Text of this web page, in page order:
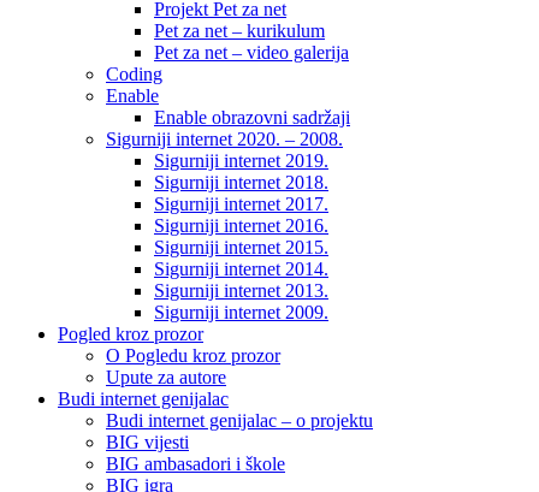
Projekt Pet za net
Pet za net – kurikulum
Pet za net – video galerija
Coding
Enable
Enable obrazovni sadržaji
Sigurniji internet 2020. – 2008.
Sigurniji internet 2019.
Sigurniji internet 2018.
Sigurniji internet 2017.
Sigurniji internet 2016.
Sigurniji internet 2015.
Sigurniji internet 2014.
Sigurniji internet 2013.
Sigurniji internet 2009.
Pogled kroz prozor
O Pogledu kroz prozor
Upute za autore
Budi internet genijalac
Budi internet genijalac – o projektu
BIG vijesti
BIG ambasadori i škole
BIG igra